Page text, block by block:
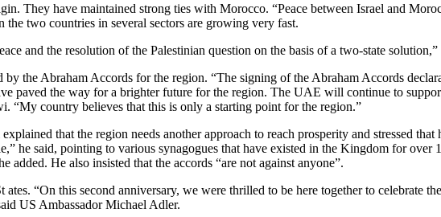
They have maintained strong ties with Morocco. “Peace between Israel and
the two countries in several sectors are growing very fast.
and the resolution of the Palestinian question on the basis of a two-state solution,”
the Abraham Accords for the region. “The signing of the Abraham Accords
paved the way for a brighter future for the region. The UAE will continue to
“My country believes that this is only a starting point for the region.”
that the region needs another approach to reach prosperity and stressed
he said, pointing to various synagogues that have existed in the Kingdom for
added. He also insisted that the accords “are not against anyone”.
“On this second anniversary, we were thrilled to be here together to celebrate
US Ambassador Michael Adler.